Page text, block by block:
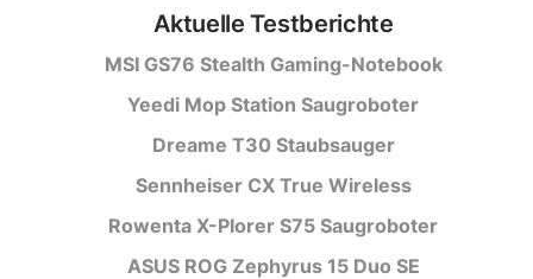
Aktuelle Testberichte
MSI GS76 Stealth Gaming-Notebook
Yeedi Mop Station Saugroboter
Dreame T30 Staubsauger
Sennheiser CX True Wireless
Rowenta X-Plorer S75 Saugroboter
ASUS ROG Zephyrus 15 Duo SE